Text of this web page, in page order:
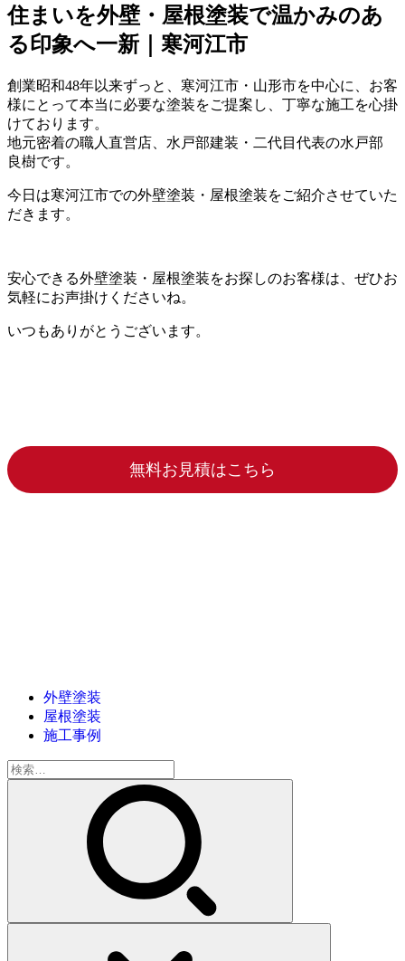
住まいを外壁・屋根塗装で温かみのあ
る印象へ一新｜寒河江市
創業昭和48年以来ずっと、寒河江市・山形市を中心に、お客
様にとって本当に必要な塗装をご提案し、丁寧な施工を心掛
けております。
地元密着の職人直営店、水戸部建装・二代目代表の水戸部
良樹です。
今日は寒河江市での外壁塗装・屋根塗装をご紹介させていた
だきます。
安心できる外壁塗装・屋根塗装をお探しのお客様は、ぜひお
気軽にお声掛けくださいね。
いつもありがとうございます。
無料お見積はこちら
外壁塗装
屋根塗装
施工事例
検
索: